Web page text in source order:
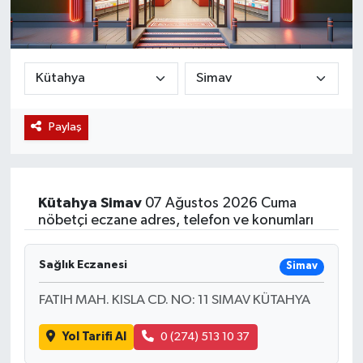
Paylaş
Kütahya Simav07 Ağustos 2026 Cuma
nöbetçi eczane adres, telefon ve konumları
Sağlık Eczanesi Simav
FATIH MAH. KISLA CD. NO: 11 SIMAV KÜTAHYA
Yol Tarifi Al 0 (274) 513 10 37
Magazin
Etkinlikler